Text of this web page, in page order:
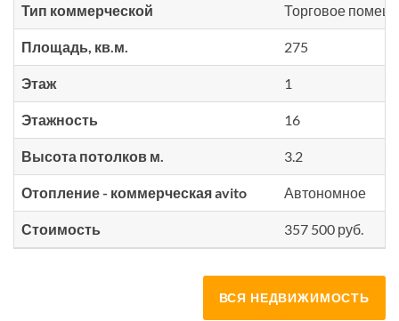
Тип коммерческой Торговое
Площадь, кв.м. 275
Этаж 1
Этажность 16
Высота потолков м. 3.2
Отопление - коммерческая avito Автономное
Стоимость 357 500 руб.
ВСЯ НЕДВИЖИМОСТЬ